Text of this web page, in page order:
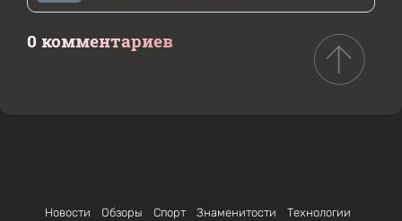
0 комментариев
Новости Обзоры Спорт Знаменитости
Технологии